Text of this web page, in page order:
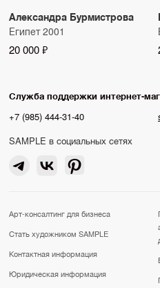
Александра Бурмистрова
Египет 2001
20 000 ₽
Служба поддержки интернет-
+7 (985) 444-31-40
SAMPLE в социальных сетях
Арт-консалтинг для бизнеса
Стать художником SAMPLE
Контактная информация
Юридическая информация